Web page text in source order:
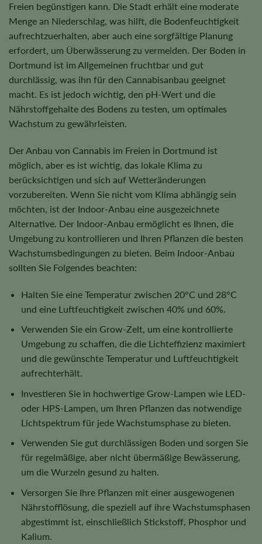
Freien begünstigen kann. Die Stadt erhält eine moderate
Menge an Niederschlag, was hilft, die Bodenfeuchtigkeit
aufrechtzuerhalten, aber auch eine sorgfältige Planung
erfordert, um Überwässerung zu vermeiden. Der Boden in
Dortmund ist im Allgemeinen fruchtbar und gut
durchlässig, was ihn für den Cannabisanbau geeignet
macht. Es ist jedoch wichtig, den pH-Wert und die
Nährstoffgehalte des Bodens zu testen, um optimales
Wachstum zu gewährleisten.
Der Anbau von Cannabis im Freien in Dortmund ist
möglich, aber es ist wichtig, das lokale Klima zu
berücksichtigen und sich auf Wetteränderungen
vorzubereiten. Wenn Sie nicht vom Klima abhängig sein
möchten, ist der Indoor-Anbau eine ausgezeichnete
Alternative. Der Indoor-Anbau ermöglicht es Ihnen, die
Umgebung zu kontrollieren und Ihren Pflanzen die besten
Wachstumsbedingungen zu bieten. Beim Indoor-Anbau
sollten Sie Folgendes beachten:
Halten Sie eine Temperatur zwischen 20°C und 28°C
und eine Luftfeuchtigkeit zwischen 40% und 60%.
Verwenden Sie ein Grow-Zelt, um eine kontrollierte
Umgebung zu schaffen, die die Lichteffizienz maximiert
und die gewünschte Temperatur und Luftfeuchtigkeit
aufrechterhält.
Investieren Sie in hochwertige Grow-Lampen wie LED-
oder HPS-Lampen, um Ihren Pflanzen das notwendige
Lichtspektrum für jede Wachstumsphase zu bieten.
Verwenden Sie gut durchlässigen Boden und sorgen Sie
für regelmäßige, aber nicht übermäßige Bewässerung,
um die Wurzeln gesund zu halten.
Versorgen Sie Ihre Pflanzen mit einer ausgewogenen
Nährstofflösung, die speziell auf ihre Wachstumsphasen
abgestimmt ist, einschließlich Stickstoff, Phosphor und
Kalium.